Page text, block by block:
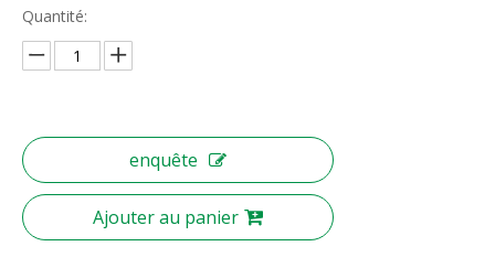
Quantité:
enquête
Ajouter au panier